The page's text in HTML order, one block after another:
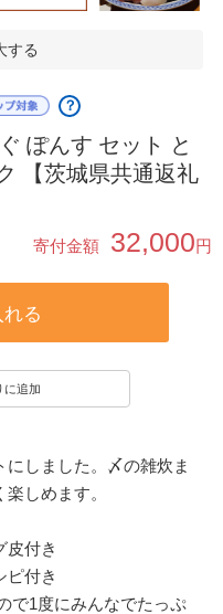
する
？
ぽんす セット と
【茨城県共通返礼
寄付金額 32,000円
る
に追加
にしました。〆の雑炊ま
しめます。
皮付き
ピ付き
で1度にみんなでたっぷ